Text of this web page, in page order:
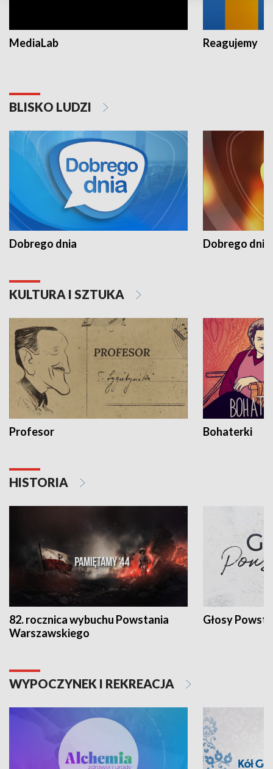
MediaLab Reagujemy
BLISKO LUDZI
Dobrego dnia Dobrego dnia
KULTURA I SZTUKA
Profesor Bohaterki
HISTORIA
82. rocznica wybuchu Powstania
Warszawskiego
Głosy
WYPOCZYNEK I REKREACJA